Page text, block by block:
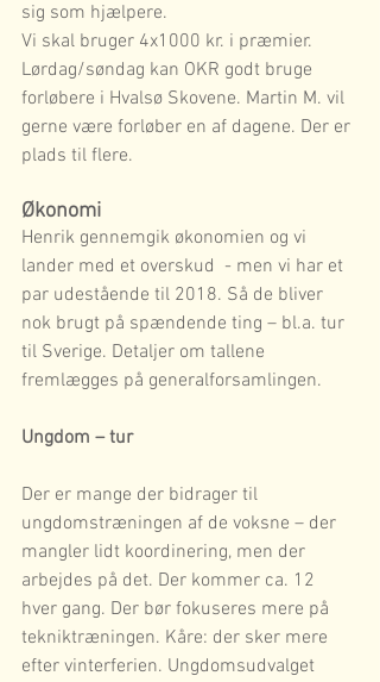
sig som hjælpere.
Vi skal bruger 4x1000 kr. i præmier.
Lørdag/søndag kan OKR godt bruge
forløbere i Hvalsø Skovene. Martin M. vil
gerne være forløber en af dagene. Der er
plads til flere.
Økonomi
Henrik gennemgik økonomien og vi
lander med et overskud  - men vi har et
par udestående til 2018. Så de bliver
nok brugt på spændende ting – bl.a. tur
til Sverige. Detaljer om tallene
fremlægges på generalforsamlingen.
Ungdom – tur
Der er mange der bidrager til
ungdomstræningen af de voksne – der
mangler lidt koordinering, men der
arbejdes på det. Der kommer ca. 12
hver gang. Der bør fokuseres mere på
tekniktræningen. Kåre: der sker mere
efter vinterferien. Ungdomsudvalget